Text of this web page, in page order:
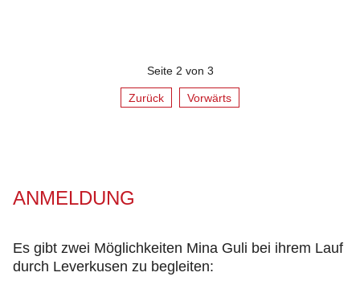
Seite 2 von 3
Zurück Vorwärts
ANMELDUNG
Es gibt zwei Möglichkeiten Mina Guli bei ihrem Lauf
durch Leverkusen zu begleiten: